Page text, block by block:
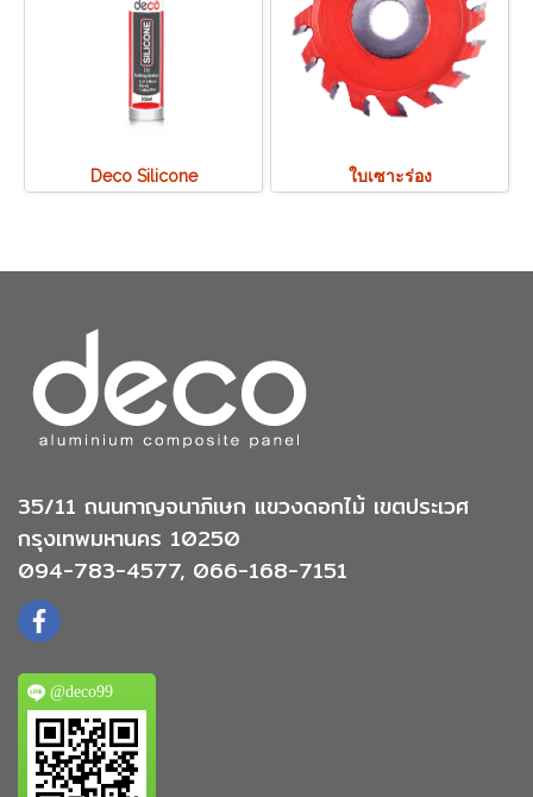
Deco Silicone ใบเซาะร่อง
35/11 ถนนกาญจนาภิเษก แขวงดอกไม้ เขตประเวศ
กรุงเทพมหานคร 10250
094-783-4577, 066-168-7151
@deco99